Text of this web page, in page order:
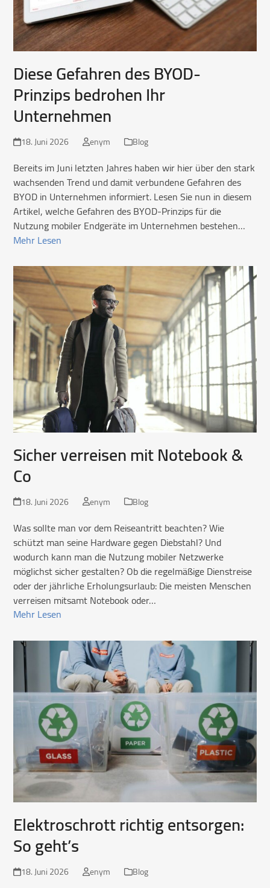
Diese Gefahren des BYOD-
Prinzips bedrohen Ihr
Unternehmen
18. Juni 2026 enym Blog
Bereits im Juni letzten Jahres haben wir hier über den stark
wachsenden Trend und damit verbundene Gefahren des
BYOD in Unternehmen informiert. Lesen Sie nun in diesem
Artikel, welche Gefahren des BYOD-Prinzips für die
Nutzung mobiler Endgeräte im Unternehmen bestehen…
Mehr Lesen
Sicher verreisen mit Notebook &
Co
18. Juni 2026 enym Blog
Was sollte man vor dem Reiseantritt beachten? Wie
schützt man seine Hardware gegen Diebstahl? Und
wodurch kann man die Nutzung mobiler Netzwerke
möglichst sicher gestalten? Ob die regelmäßige Dienstreise
oder der jährliche Erholungsurlaub: Die meisten Menschen
verreisen mitsamt Notebook oder…
Mehr Lesen
Elektroschrott richtig entsorgen:
So geht’s
18. Juni 2026 enym Blog